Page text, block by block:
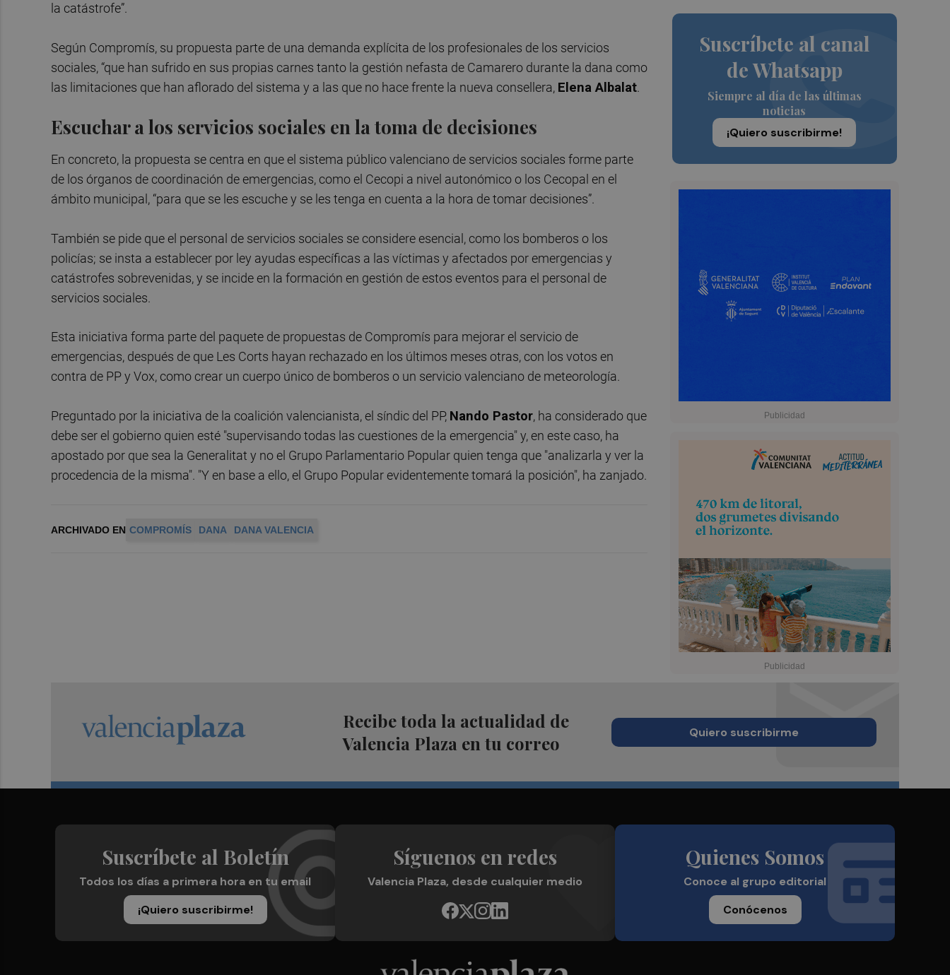
Suscríbete al canal
de Whatsapp
Siempre al día de las últimas
noticias
¡Quiero suscribirme!
la catástrofe”.
Según Compromís, su propuesta parte de una demanda explícita de los profesionales de los servicios
sociales, “que han sufrido en sus propias carnes tanto la gestión nefasta de Camarero durante la dana como
las limitaciones que han aflorado del sistema y a las que no hace frente la nueva consellera, Elena Albalat.
Escuchar a los servicios sociales en la toma de decisiones
En concreto, la propuesta se centra en que el sistema público valenciano de servicios sociales forme parte
de los órganos de coordinación de emergencias, como el Cecopi a nivel autonómico o los Cecopal en el
ámbito municipal, “para que se les escuche y se les tenga en cuenta a la hora de tomar decisiones”.
También se pide que el personal de servicios sociales se considere esencial, como los bomberos o los
policías; se insta a establecer por ley ayudas específicas a las víctimas y afectados por emergencias y
catástrofes sobrevenidas, y se incide en la formación en gestión de estos eventos para el personal de
servicios sociales.
Esta iniciativa forma parte del paquete de propuestas de Compromís para mejorar el servicio de
emergencias, después de que Les Corts hayan rechazado en los últimos meses otras, con los votos en
contra de PP y Vox, como crear un cuerpo único de bomberos o un servicio valenciano de meteorología.
Preguntado por la iniciativa de la coalición valencianista, el síndic del PP, Nando Pastor, ha considerado que
debe ser el gobierno quien esté "supervisando todas las cuestiones de la emergencia" y, en este caso, ha
apostado por que sea la Generalitat y no el Grupo Parlamentario Popular quien tenga que "analizarla y ver la
procedencia de la misma". "Y en base a ello, el Grupo Popular evidentemente tomará la posición", ha zanjado.
ARCHIVADO EN COMPROMÍS DANA DANA VALENCIA
Recibe toda la actualidad de
Valencia Plaza en tu correo
Quiero suscribirme
Suscríbete al Boletín
Todos los días a primera hora en tu email
¡Quiero suscribirme!
Síguenos en redes
Valencia Plaza, desde cualquier medio
Quienes Somos
Conoce al grupo editorial
Conócenos